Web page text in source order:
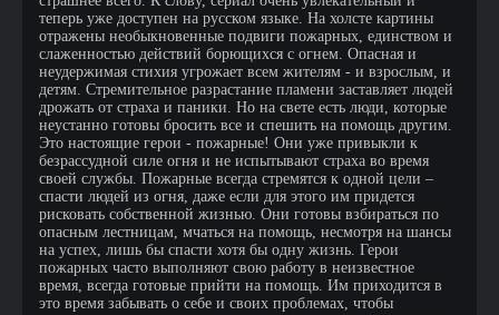
теперь уже доступен на русском языке. На холсте картины
отражены необыкновенные подвиги пожарных, единством и
слаженностью действий борющихся с огнем. Опасная и
неудержимая стихия угрожает всем жителям - и взрослым, и
детям. Стремительное разрастание пламени заставляет людей
дрожать от страха и паники. Но на свете есть люди, которые
неустанно готовы бросить все и спешить на помощь другим.
Это настоящие герои - пожарные! Они уже привыкли к
безрассудной силе огня и не испытывают страха во время
своей службы. Пожарные всегда стремятся к одной цели –
спасти людей из огня, даже если для этого им придется
рисковать собственной жизнью. Они готовы взбираться по
опасным лестницам, мчаться на помощь, несмотря на шансы
на успех, лишь бы спасти хотя бы одну жизнь. Герои
пожарных часто выполняют свою работу в неизвестное
время, всегда готовые прийти на помощь. Им приходится в
это время забывать о себе и своих проблемах, чтобы